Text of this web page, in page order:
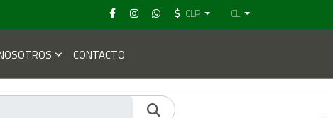
CLP CL
CONTACTO